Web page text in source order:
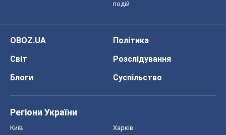
подій
OBOZ.UA
Політика
Світ
Розслідування
Блоги
Суспільство
Регіони України
Київ Харків